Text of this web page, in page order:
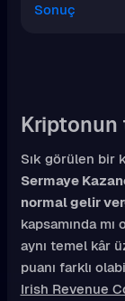
Sonuç
Kriptonun
Sık görülen bir
Sermaye
normal gelir
kapsamında
aynı temel kâr
puanı farklı
Irish Revenue